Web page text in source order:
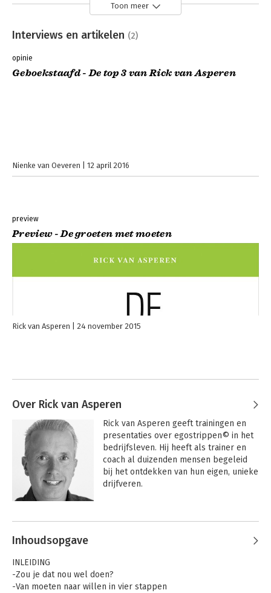
Toon meer
Interviews en artikelen (2)
opinie
Geboekstaafd - De top 3 van Rick van Asperen
Nienke van Oeveren 12 april 2016
preview
Preview - De groeten met moeten
Rick van Asperen 24 november 2015
Over Rick van Asperen
Rick van Asperen geeft trainingen en
presentaties over egostrippen© in het
bedrijfsleven. Hij heeft als trainer en
coach al duizenden mensen begeleid
bij het ontdekken van hun eigen, unieke
drijfveren.
Inhoudsopgave
INLEIDING
-Zou je dat nou wel doen?
-Van moeten naar willen in vier stappen